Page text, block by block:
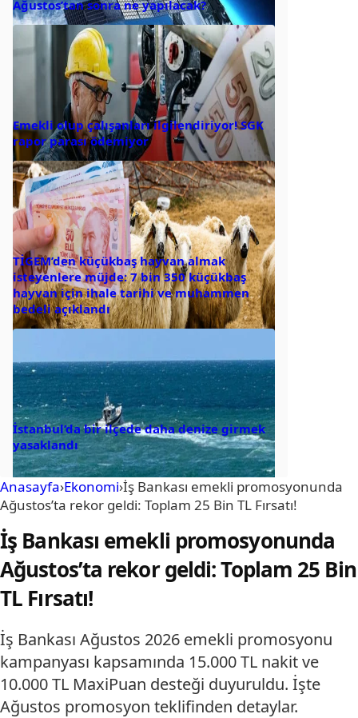
Ağustos’tan sonra ne yapılacak?
Emekli olup çalışanları ilgilendiriyor! SGK
rapor parası ödemiyor
TİGEM’den küçükbaş hayvan almak
isteyenlere müjde: 7 bin 350 küçükbaş
hayvan için ihale tarihi ve muhammen
bedeli açıklandı
İstanbul’da bir ilçede daha denize girmek
yasaklandı
Anasayfa›Ekonomi›İş Bankası emekli promosyonunda
Ağustos’ta rekor geldi: Toplam 25 Bin TL Fırsatı!
İş Bankası emekli promosyonunda
Ağustos’ta rekor geldi: Toplam 25 Bin
TL Fırsatı!
İş Bankası Ağustos 2026 emekli promosyonu
kampanyası kapsamında 15.000 TL nakit ve
10.000 TL MaxiPuan desteği duyuruldu. İşte
Ağustos promosyon teklifinden detaylar.